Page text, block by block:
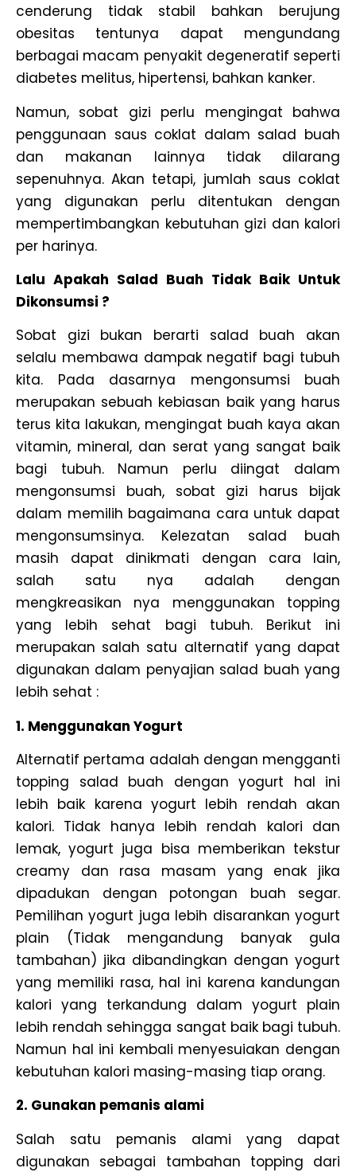
cenderung tidak stabil bahkan berujung
obesitas tentunya dapat mengundang
berbagai macam penyakit degeneratif seperti
diabetes melitus, hipertensi, bahkan kanker.
Namun, sobat gizi perlu mengingat bahwa
penggunaan saus coklat dalam salad buah
dan makanan lainnya tidak dilarang
sepenuhnya. Akan tetapi, jumlah saus coklat
yang digunakan perlu ditentukan dengan
mempertimbangkan kebutuhan gizi dan kalori
per harinya.
Lalu Apakah Salad Buah Tidak Baik Untuk
Dikonsumsi ?
Sobat gizi bukan berarti salad buah akan
selalu membawa dampak negatif bagi tubuh
kita. Pada dasarnya mengonsumsi buah
merupakan sebuah kebiasan baik yang harus
terus kita lakukan, mengingat buah kaya akan
vitamin, mineral, dan serat yang sangat baik
bagi tubuh. Namun perlu diingat dalam
mengonsumsi buah, sobat gizi harus bijak
dalam memilih bagaimana cara untuk dapat
mengonsumsinya. Kelezatan salad buah
masih dapat dinikmati dengan cara lain,
salah satu nya adalah dengan
mengkreasikan nya menggunakan topping
yang lebih sehat bagi tubuh. Berikut ini
merupakan salah satu alternatif yang dapat
digunakan dalam penyajian salad buah yang
lebih sehat :
1. Menggunakan Yogurt
Alternatif pertama adalah dengan mengganti
topping salad buah dengan yogurt hal ini
lebih baik karena yogurt lebih rendah akan
kalori. Tidak hanya lebih rendah kalori dan
lemak, yogurt juga bisa memberikan tekstur
creamy dan rasa masam yang enak jika
dipadukan dengan potongan buah segar.
Pemilihan yogurt juga lebih disarankan yogurt
plain (Tidak mengandung banyak gula
tambahan) jika dibandingkan dengan yogurt
yang memiliki rasa, hal ini karena kandungan
kalori yang terkandung dalam yogurt plain
lebih rendah sehingga sangat baik bagi tubuh.
Namun hal ini kembali menyesuiakan dengan
kebutuhan kalori masing-masing tiap orang.
2. Gunakan pemanis alami
Salah satu pemanis alami yang dapat
digunakan sebagai tambahan topping dari